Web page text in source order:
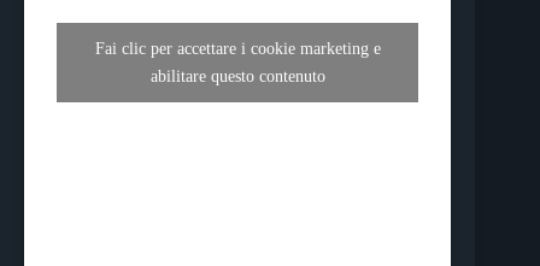
Fai clic per accettare i cookie marketing e
abilitare questo contenuto